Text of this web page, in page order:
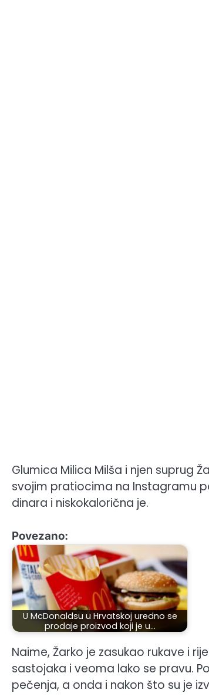
Glumica Milica Milša i njen suprug
svojim pratiocima na Instagramu
dinara i niskokalorična je.
Povezano:
U McDonaldsu u Hrvatskoj uredno se
prodaje proizvod koji je u…
Naime, Žarko je zasukao rukave i
sastojaka i veoma lako se pravu.
pečenja, a onda i nakon što su je